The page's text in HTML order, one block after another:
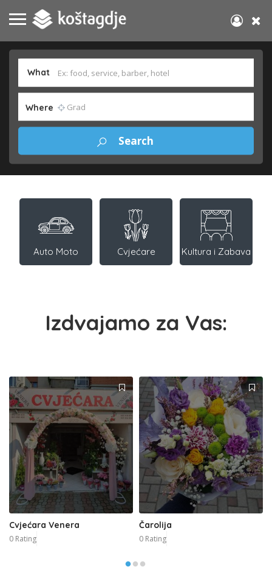
What
Where
Auto Moto Cvjećare Kultura i Zabava
Izdvajamo za Vas:
Cvjećara Venera
0 Rating
Čarolija
0 Rating